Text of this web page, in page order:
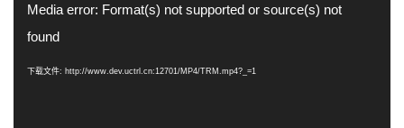
Media error: Format(s) not supported or source(s) not
found
下载文件: http://www.dev.uctrl.cn:12701/MP4/TRM.mp4?_=1